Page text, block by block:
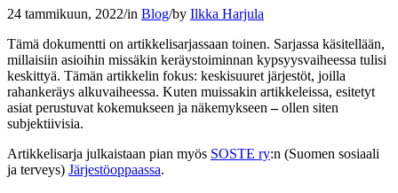
24 tammikuun, 2022/in Blog/by Ilkka Harjula
Tämä dokumentti on artikkelisarjassaan toinen. Sarjassa käsitellään,
millaisiin asioihin missäkin keräystoiminnan kypsyysvaiheessa tulisi
keskittyä. Tämän artikkelin fokus: keskisuuret järjestöt, joilla
rahankeräys alkuvaiheessa. Kuten muissakin artikkeleissa, esitetyt
asiat perustuvat kokemukseen ja näkemykseen–ollen siten
subjektiivisia.
Artikkelisarja julkaistaan pian myös SOSTE ry:n (Suomen sosiaali
ja terveys) Järjestöoppaassa.